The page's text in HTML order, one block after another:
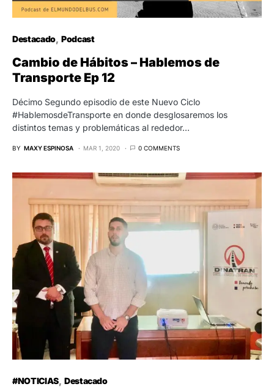
Destacado Podcast
Cambio de Hábitos – Hablemos de
Transporte Ep 12
Décimo Segundo episodio de este Nuevo Ciclo
#HablemosdeTransporte en donde desglosaremos los
distintos temas y problemáticas al rededor…
BY MAXY ESPINOSA MAR 1, 2020 0 COMMENTS
#NOTICIAS Destacado